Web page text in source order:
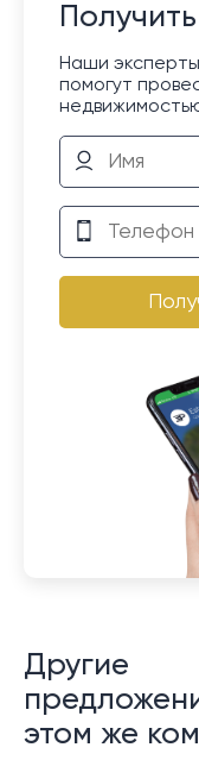
Наши
помогут
Другие
этом же